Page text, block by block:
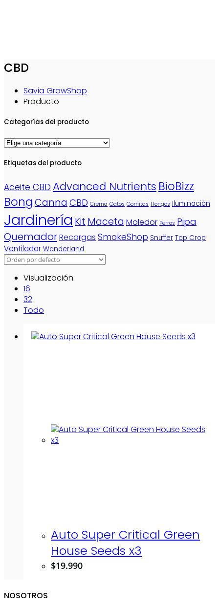
CBD
Savia GrowShop
Producto
Categorías del producto
Etiquetas del producto
Aceite CBD Advanced Nutrients BioBizz
BongCanna CBD Crema Gatos Gomitas Hongos Iluminación
Jardinería Kit Maceta Moledor Perros Pipa
QuemadorRecargas SmokeShop Snuffer Top Crop
Ventilador Wonderland
Visualización:
16
32
Todo
Auto Super Critical Green
House Seeds x3
$19.990
NOSOTROS